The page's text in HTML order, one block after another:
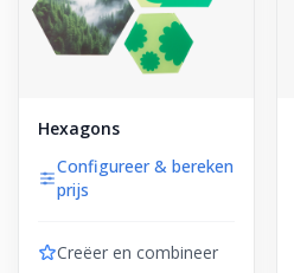
Hexagons
Configureer & bereken
prijs
Creëer en combineer